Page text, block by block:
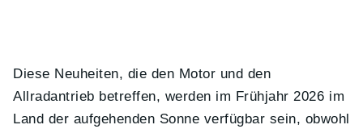
Diese Neuheiten, die den Motor und den
Allradantrieb betreffen, werden im Frühjahr 2026 im
Land der aufgehenden Sonne verfügbar sein, obwohl